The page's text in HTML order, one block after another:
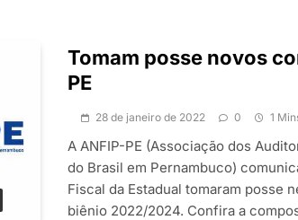
Tomam posse novos
PE
28 de janeiro de 2022 0 1
A ANFIP-PE (Associação dos
do Brasil em Pernambuco)
Fiscal da Estadual tomaram posse
biênio 2022/2024. Confira a